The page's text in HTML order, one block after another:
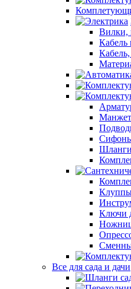
Вилки,
Ключи
Все для сада и дачи